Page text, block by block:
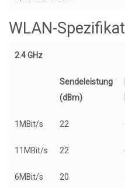
WLAN-
2.4 GHz
Sendeleistung
(dBm)
1MBit/s 22
11MBit/s 22
6MBit/s 20